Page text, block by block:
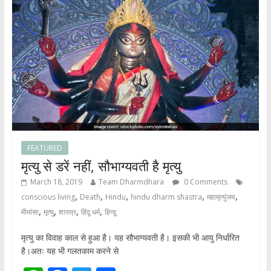
p
p
o
k
FEATURED
मृत्यु से डरें नहीं, सौभाग्यवती है मृत्यु
March 18, 2019 Team Dharmdhara
0 Comments
conscious living, Death, Hindu, hindu dharm shastra, महामृत्युंजय,
मीमांसा, मृत्यु, शास्त्र, हिंदू धर्म, हिन्दू
मृत्यु का विवाह काल से हुआ है। यह सौभाग्यवती है। इसकी भी आयु निर्धारित
है।अतः यह भी गलतकाम करने से